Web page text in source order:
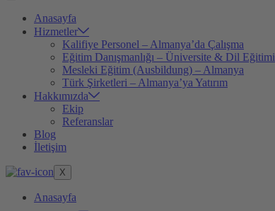
Anasayfa
Hizmetler
Kalifiye Personel – Almanya’da Çalışma
Eğitim Danışmanlığı – Üniversite & Dil Eğitimi
Mesleki Eğitim (Ausbildung) – Almanya
Türk Şirketleri – Almanya’ya Yatırım
Hakkımızda
Ekip
Referanslar
Blog
İletişim
X
Anasayfa